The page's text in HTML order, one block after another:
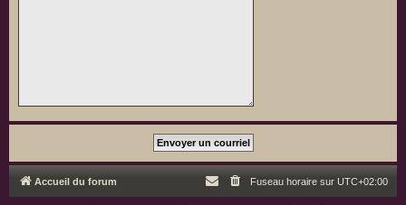
Accueil du forum Fuseau horaire sur UTC+02:00